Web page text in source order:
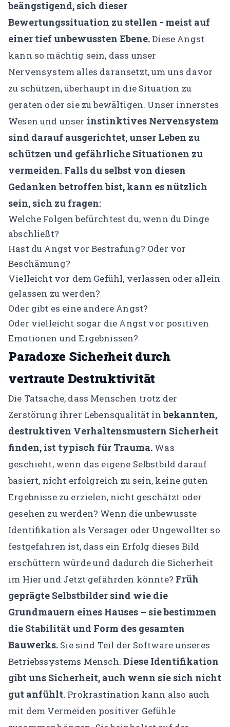
beängstigend, sich dieser
Bewertungssituation zu stellen - meist auf
einer tief unbewussten Ebene.Diese Angst
kann so mächtig sein, dass unser
Nervensystem alles daransetzt, um uns davor
zu schützen, überhaupt in die Situation zu
geraten oder sie zu bewältigen. Unser innerstes
Wesen und unser instinktives Nervensystem
sind darauf ausgerichtet, unser Leben zu
schützen und gefährliche Situationen zu
vermeiden. Falls du selbst von diesen
Gedanken betroffen bist, kann es nützlich
sein, sich zu fragen:
Welche Folgen befürchtest du, wenn du Dinge
abschließt?
Hast du Angst vor Bestrafung? Oder vor
Beschämung?
Vielleicht vor dem Gefühl, verlassen oder allein
gelassen zu werden?
Oder gibt es eine andere Angst?
Oder vielleicht sogar die Angst vor positiven
Emotionen und Ergebnissen?
Paradoxe Sicherheit durch
vertraute Destruktivität
Die Tatsache, dass Menschen trotz der
Zerstörung ihrer Lebensqualität inbekannten,
destruktiven Verhaltensmustern Sicherheit
finden, ist typisch für Trauma. Was
geschieht, wenn das eigene Selbstbild darauf
basiert, nicht erfolgreich zu sein, keine guten
Ergebnisse zu erzielen, nicht geschätzt oder
gesehen zu werden? Wenn die unbewusste
Identifikation als Versager oder Ungewollter so
festgefahren ist, dass ein Erfolg dieses Bild
erschüttern würde und dadurch die Sicherheit
im Hier und Jetzt gefährden könnte? Früh
geprägte Selbstbilder sind wie die
Grundmauern eines Hauses – sie bestimmen
die Stabilität und Form des gesamten
Bauwerks. Sie sind Teil der Software unseres
Betriebssystems Mensch. Diese Identifikation
gibt uns Sicherheit, auch wenn sie sich nicht
gut anfühlt. Prokrastination kann also auch
mit dem Vermeiden positiver Gefühle